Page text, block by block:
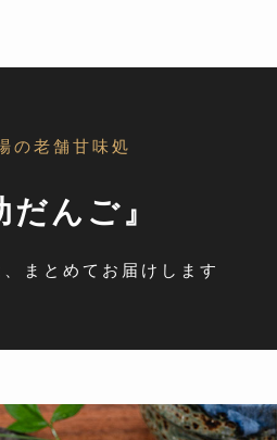
の老舗甘味処
だんご』
まとめてお届けします